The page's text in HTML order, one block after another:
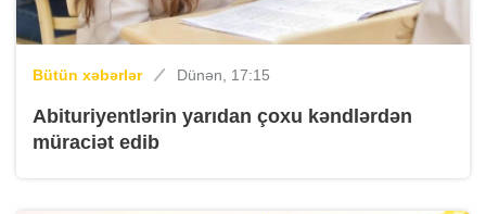
Bütün xəbərlər Dünən, 17:15
Abituriyentlərin yarıdan çoxu kəndlərdən
müraciət edib